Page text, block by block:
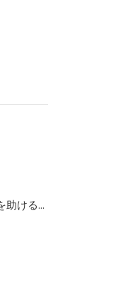
8月後半の自分を助けるのは、今の自分です